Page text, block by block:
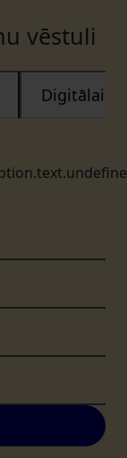
vēstuli
Digitālais